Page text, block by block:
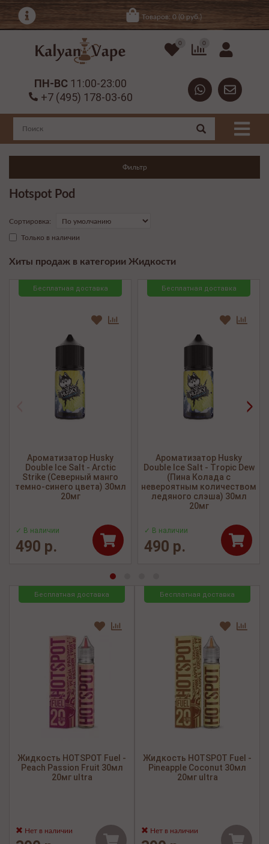
Товаров: 0 (0 руб.)
0 0
ПН-ВС 11:00-23:00
+7 (495) 178-03-60
Фильтр
Hotspot Pod
Сортировка:
Только в наличии
Хиты продаж в категории Жидкости
Бесплатная доставка
Ароматизатор Husky
Double Ice Salt - Arctic
Strike (Северный манго
темно-синего цвета) 30мл
20мг
✓ В наличии
490 р.
Бесплатная доставка
Ароматизатор Husky
Double Ice Salt - Tropic Dew
(Пина Колада с
невероятным количеством
ледяного слэша) 30мл
20мг
✓ В наличии
490 р.
>
Бесплатная доставка
Жидкость HOTSPOT Fuel -
Peach Passion Fruit 30мл
20мг ultra
Нет в наличии
Бесплатная доставка
Жидкость HOTSPOT Fuel -
Pineapple Coconut 30мл
20мг ultra
Нет в наличии